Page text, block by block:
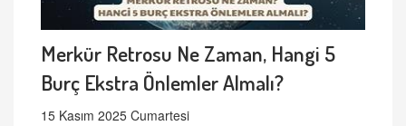
Merkür Retrosu Ne Zaman, Hangi 5
Burç Ekstra Önlemler Almalı?
15 Kasım 2025 Cumartesi